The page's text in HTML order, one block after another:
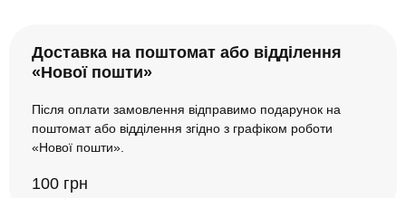
Доставка на поштомат або відділення
«Нової пошти»
Після оплати замовлення відправимо подарунок на
поштомат або відділення згідно з графіком роботи
«Нової пошти».
100 грн